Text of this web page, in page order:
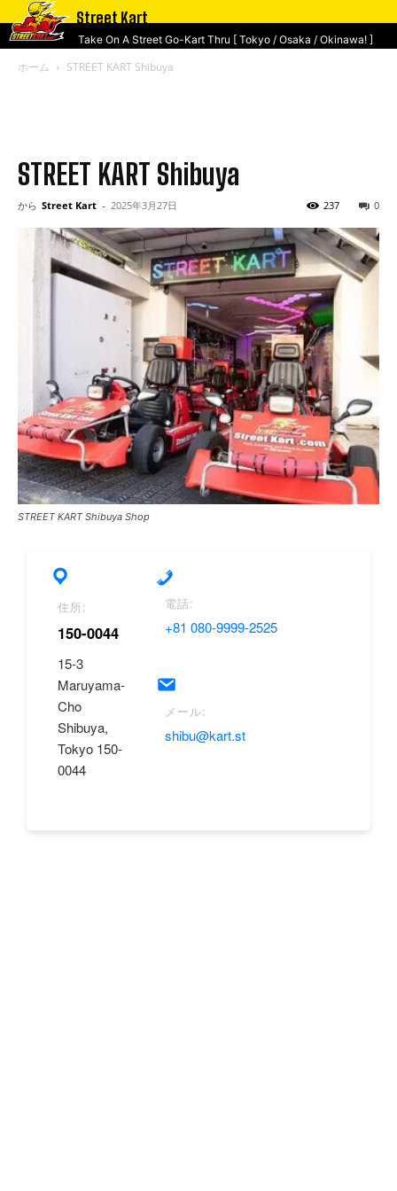
Street Kart
Take On A Street Go-Kart Thru [ Tokyo / Osaka / Okinawa! ]
ホーム STREET KART Shibuya
STREET KART Shibuya
から Street Kart - 2025年3月27日 0
237
STREET KART Shibuya Shop
住所:
150-0044
15-3
Maruyama-
Cho
Shibuya,
Tokyo 150-
0044
電話:
+81 080-9999-2525
メール:
shibu@kart.st